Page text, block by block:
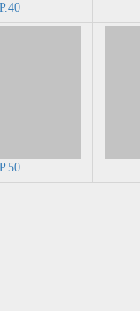
P.40
P.50